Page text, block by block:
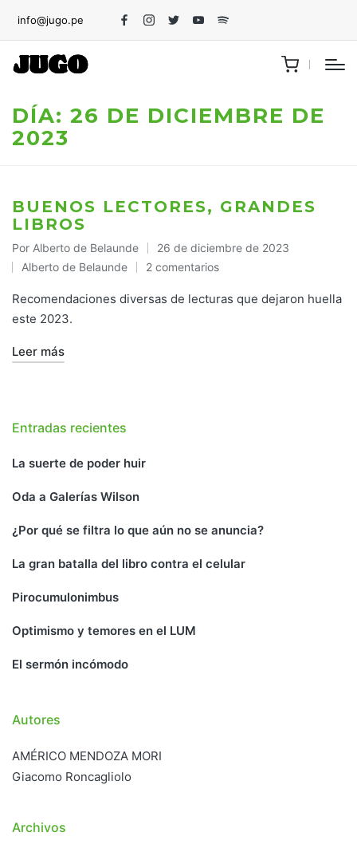
info@jugo.pe
FacebookInstagram
TwitterYoutubeSpotify
DÍA: 26 DE DICIEMBRE DE
2023
BUENOS LECTORES, GRANDES
LIBROS
Publicado
por
Por Alberto de Belaunde 26 de diciembre de 2023
Publicado
en
Alberto de Belaunde 2 comentarios
Recomendaciones diversas de lecturas que dejaron huella
este 2023.
Leer más
Entradas recientes
La suerte de poder huir
Oda a Galerías Wilson
¿Por qué se filtra lo que aún no se anuncia?
La gran batalla del libro contra el celular
Pirocumulonimbus
Optimismo y temores en el LUM
El sermón incómodo
Autores
AMÉRICO MENDOZA MORI
Giacomo Roncagliolo
Archivos